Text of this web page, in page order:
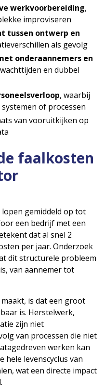
werkvoorbereiding,
improviseren
tussen ontwerp en
als gevolg
onderaannemers en
en dubbel
, waarbij
of processen
van vooruitkijken op
faalkosten
gemiddeld op tot
een bedrijf met een
dat al snel 2
per jaar. Onderzoek
dit structurele probleem
van aannemer tot
is dat een groot
is. Herstelwerk,
zijn niet
van processen die niet
werken kan
hele levenscyclus van
wat een directe impact